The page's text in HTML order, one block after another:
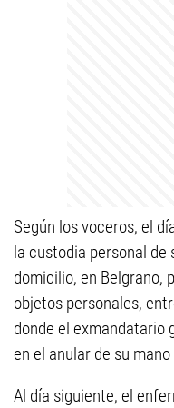
Según los voceros, el
la custodia personal de
domicilio, en Belgrano,
objetos personales,
donde el exmandatario
en el anular de su
Al día siguiente, el